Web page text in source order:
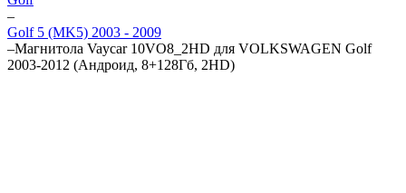
–
Golf 5 (MK5) 2003 - 2009
–Магнитола Vaycar 10VO8_2HD для VOLKSWAGEN Golf
2003-2012 (Андроид, 8+128Гб, 2HD)